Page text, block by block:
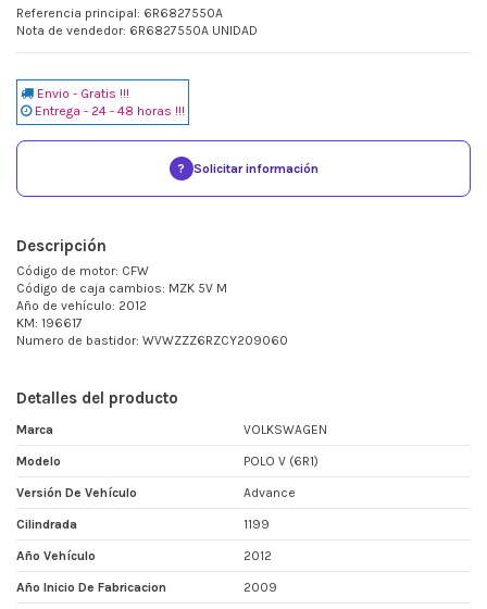
Referencia principal: 6R6827550A
Nota de vendedor: 6R6827550A UNIDAD
Envio - Gratis !!!
Entrega - 24 - 48 horas !!!
? Solicitar información
Descripción
Código de motor: CFW
Código de caja cambios: MZK 5V M
Año de vehículo: 2012
KM: 196617
Numero de bastidor: WVWZZZ6RZCY209060
Detalles del producto
Marca VOLKSWAGEN
Modelo POLO V (6R1)
Versión De Vehículo Advance
Cilindrada 1199
Año Vehículo 2012
Año Inicio De Fabricacion 2009